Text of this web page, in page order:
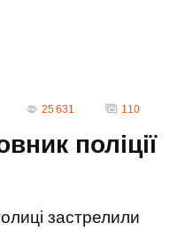
25 631 110
поліції
застрелили